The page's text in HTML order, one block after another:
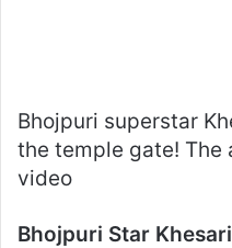
Bhojpuri superstar
the temple gate!
video
Bhojpuri Star